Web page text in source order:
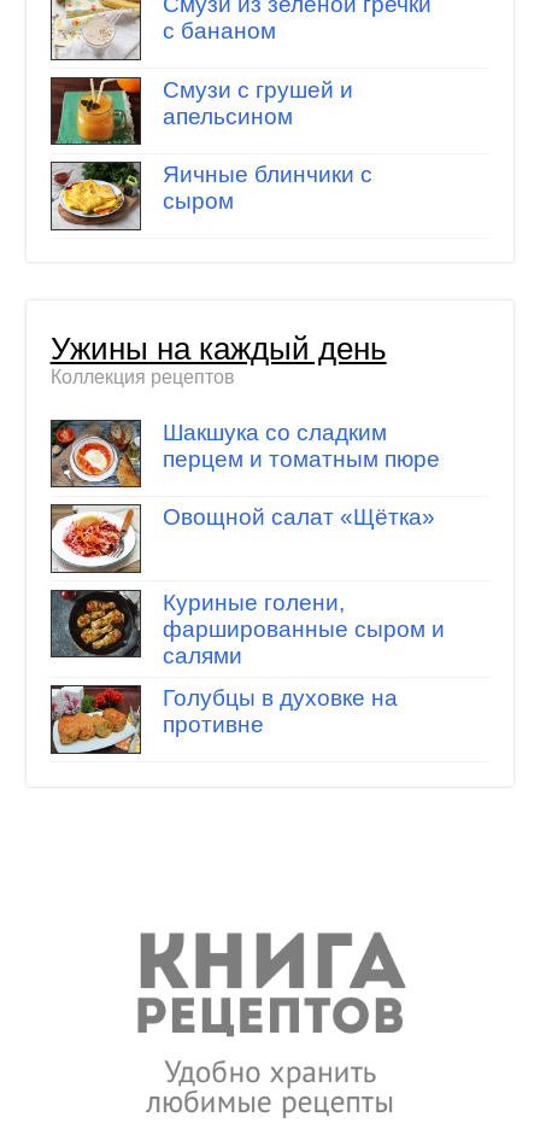
с бананом
Смузи с грушей и
апельсином
Яичные блинчики с
сыром
Ужины на каждый день
Коллекция рецептов
Шакшука со сладким
перцем и томатным пюре
Овощной салат «Щётка»
Куриные голени,
фаршированные сыром и
салями
Голубцы в духовке на
противне